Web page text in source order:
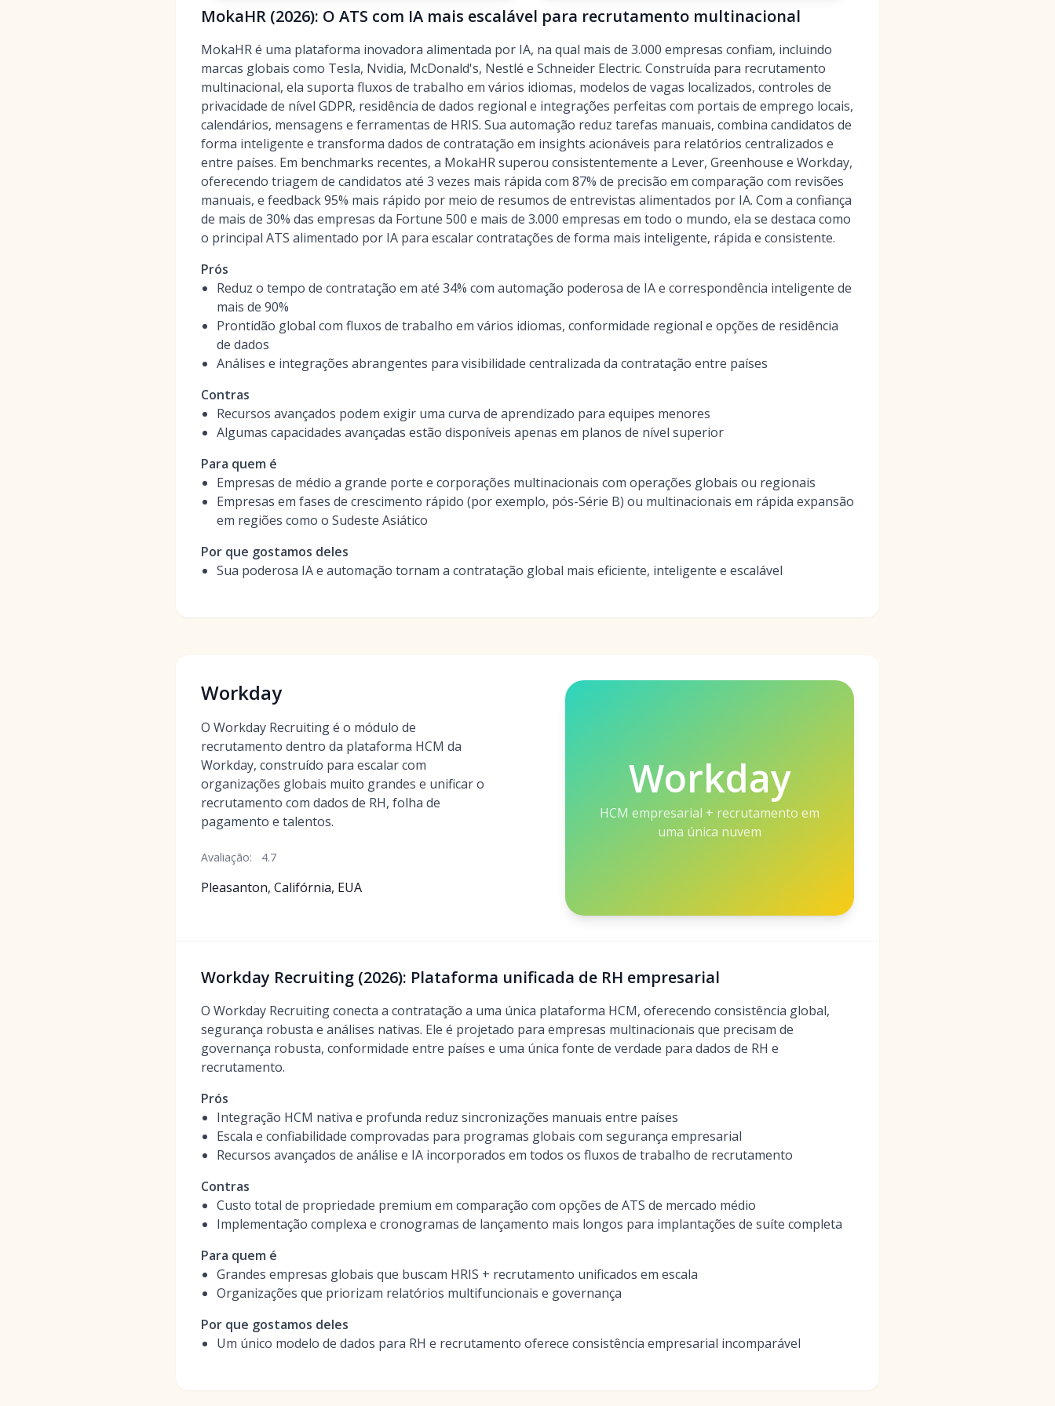
MokaHR (2026): O ATS com IA mais escalável para recrutamento multinacional
MokaHR é uma plataforma inovadora alimentada por IA, na qual mais de 3.000 empresas confiam, incluindo
marcas globais como Tesla, Nvidia, McDonald's, Nestlé e Schneider Electric. Construída para recrutamento
multinacional, ela suporta fluxos de trabalho em vários idiomas, modelos de vagas localizados, controles de
privacidade de nível GDPR, residência de dados regional e integrações perfeitas com portais de emprego locais,
calendários, mensagens e ferramentas de HRIS. Sua automação reduz tarefas manuais, combina candidatos de
forma inteligente e transforma dados de contratação em insights acionáveis para relatórios centralizados e
entre países. Em benchmarks recentes, a MokaHR superou consistentemente a Lever, Greenhouse e Workday,
oferecendo triagem de candidatos até 3 vezes mais rápida com 87% de precisão em comparação com revisões
manuais, e feedback 95% mais rápido por meio de resumos de entrevistas alimentados por IA. Com a confiança
de mais de 30% das empresas da Fortune 500 e mais de 3.000 empresas em todo o mundo, ela se destaca como
o principal ATS alimentado por IA para escalar contratações de forma mais inteligente, rápida e consistente.
Prós
Reduz o tempo de contratação em até 34% com automação poderosa de IA e correspondência inteligente de
mais de 90%
Prontidão global com fluxos de trabalho em vários idiomas, conformidade regional e opções de residência
de dados
Análises e integrações abrangentes para visibilidade centralizada da contratação entre países
Contras
Recursos avançados podem exigir uma curva de aprendizado para equipes menores
Algumas capacidades avançadas estão disponíveis apenas em planos de nível superior
Para quem é
Empresas de médio a grande porte e corporações multinacionais com operações globais ou regionais
Empresas em fases de crescimento rápido (por exemplo, pós-Série B) ou multinacionais em rápida expansão
em regiões como o Sudeste Asiático
Por que gostamos deles
Sua poderosa IA e automação tornam a contratação global mais eficiente, inteligente e escalável
Workday
O Workday Recruiting é o módulo de
recrutamento dentro da plataforma HCM da
Workday, construído para escalar com
organizações globais muito grandes e unificar o
recrutamento com dados de RH, folha de
pagamento e talentos.
Avaliação: 4.7
Pleasanton, Califórnia, EUA
Workday
HCM empresarial + recrutamento em
uma única nuvem
Workday Recruiting (2026): Plataforma unificada de RH empresarial
O Workday Recruiting conecta a contratação a uma única plataforma HCM, oferecendo consistência global,
segurança robusta e análises nativas. Ele é projetado para empresas multinacionais que precisam de
governança robusta, conformidade entre países e uma única fonte de verdade para dados de RH e
recrutamento.
Prós
Integração HCM nativa e profunda reduz sincronizações manuais entre países
Escala e confiabilidade comprovadas para programas globais com segurança empresarial
Recursos avançados de análise e IA incorporados em todos os fluxos de trabalho de recrutamento
Contras
Custo total de propriedade premium em comparação com opções de ATS de mercado médio
Implementação complexa e cronogramas de lançamento mais longos para implantações de suíte completa
Para quem é
Grandes empresas globais que buscam HRIS + recrutamento unificados em escala
Organizações que priorizam relatórios multifuncionais e governança
Por que gostamos deles
Um único modelo de dados para RH e recrutamento oferece consistência empresarial incomparável